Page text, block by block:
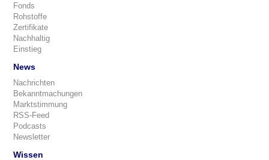
Fonds
Rohstoffe
Zertifikate
Nachhaltig
Einstieg
News
Nachrichten
Bekanntmachungen
Marktstimmung
RSS-Feed
Podcasts
Newsletter
Wissen